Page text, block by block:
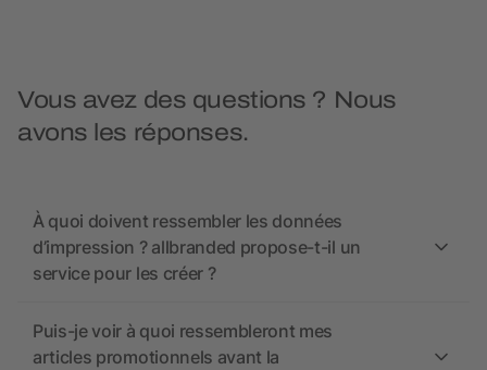
Vous avez des questions ? Nous
avons les réponses.
À quoi doivent ressembler les données
d’impression ? allbranded propose-t-il un
service pour les créer ?
Puis-je voir à quoi ressembleront mes
articles promotionnels avant la